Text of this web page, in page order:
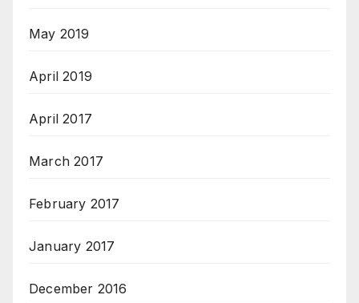
May 2019
April 2019
April 2017
March 2017
February 2017
January 2017
December 2016